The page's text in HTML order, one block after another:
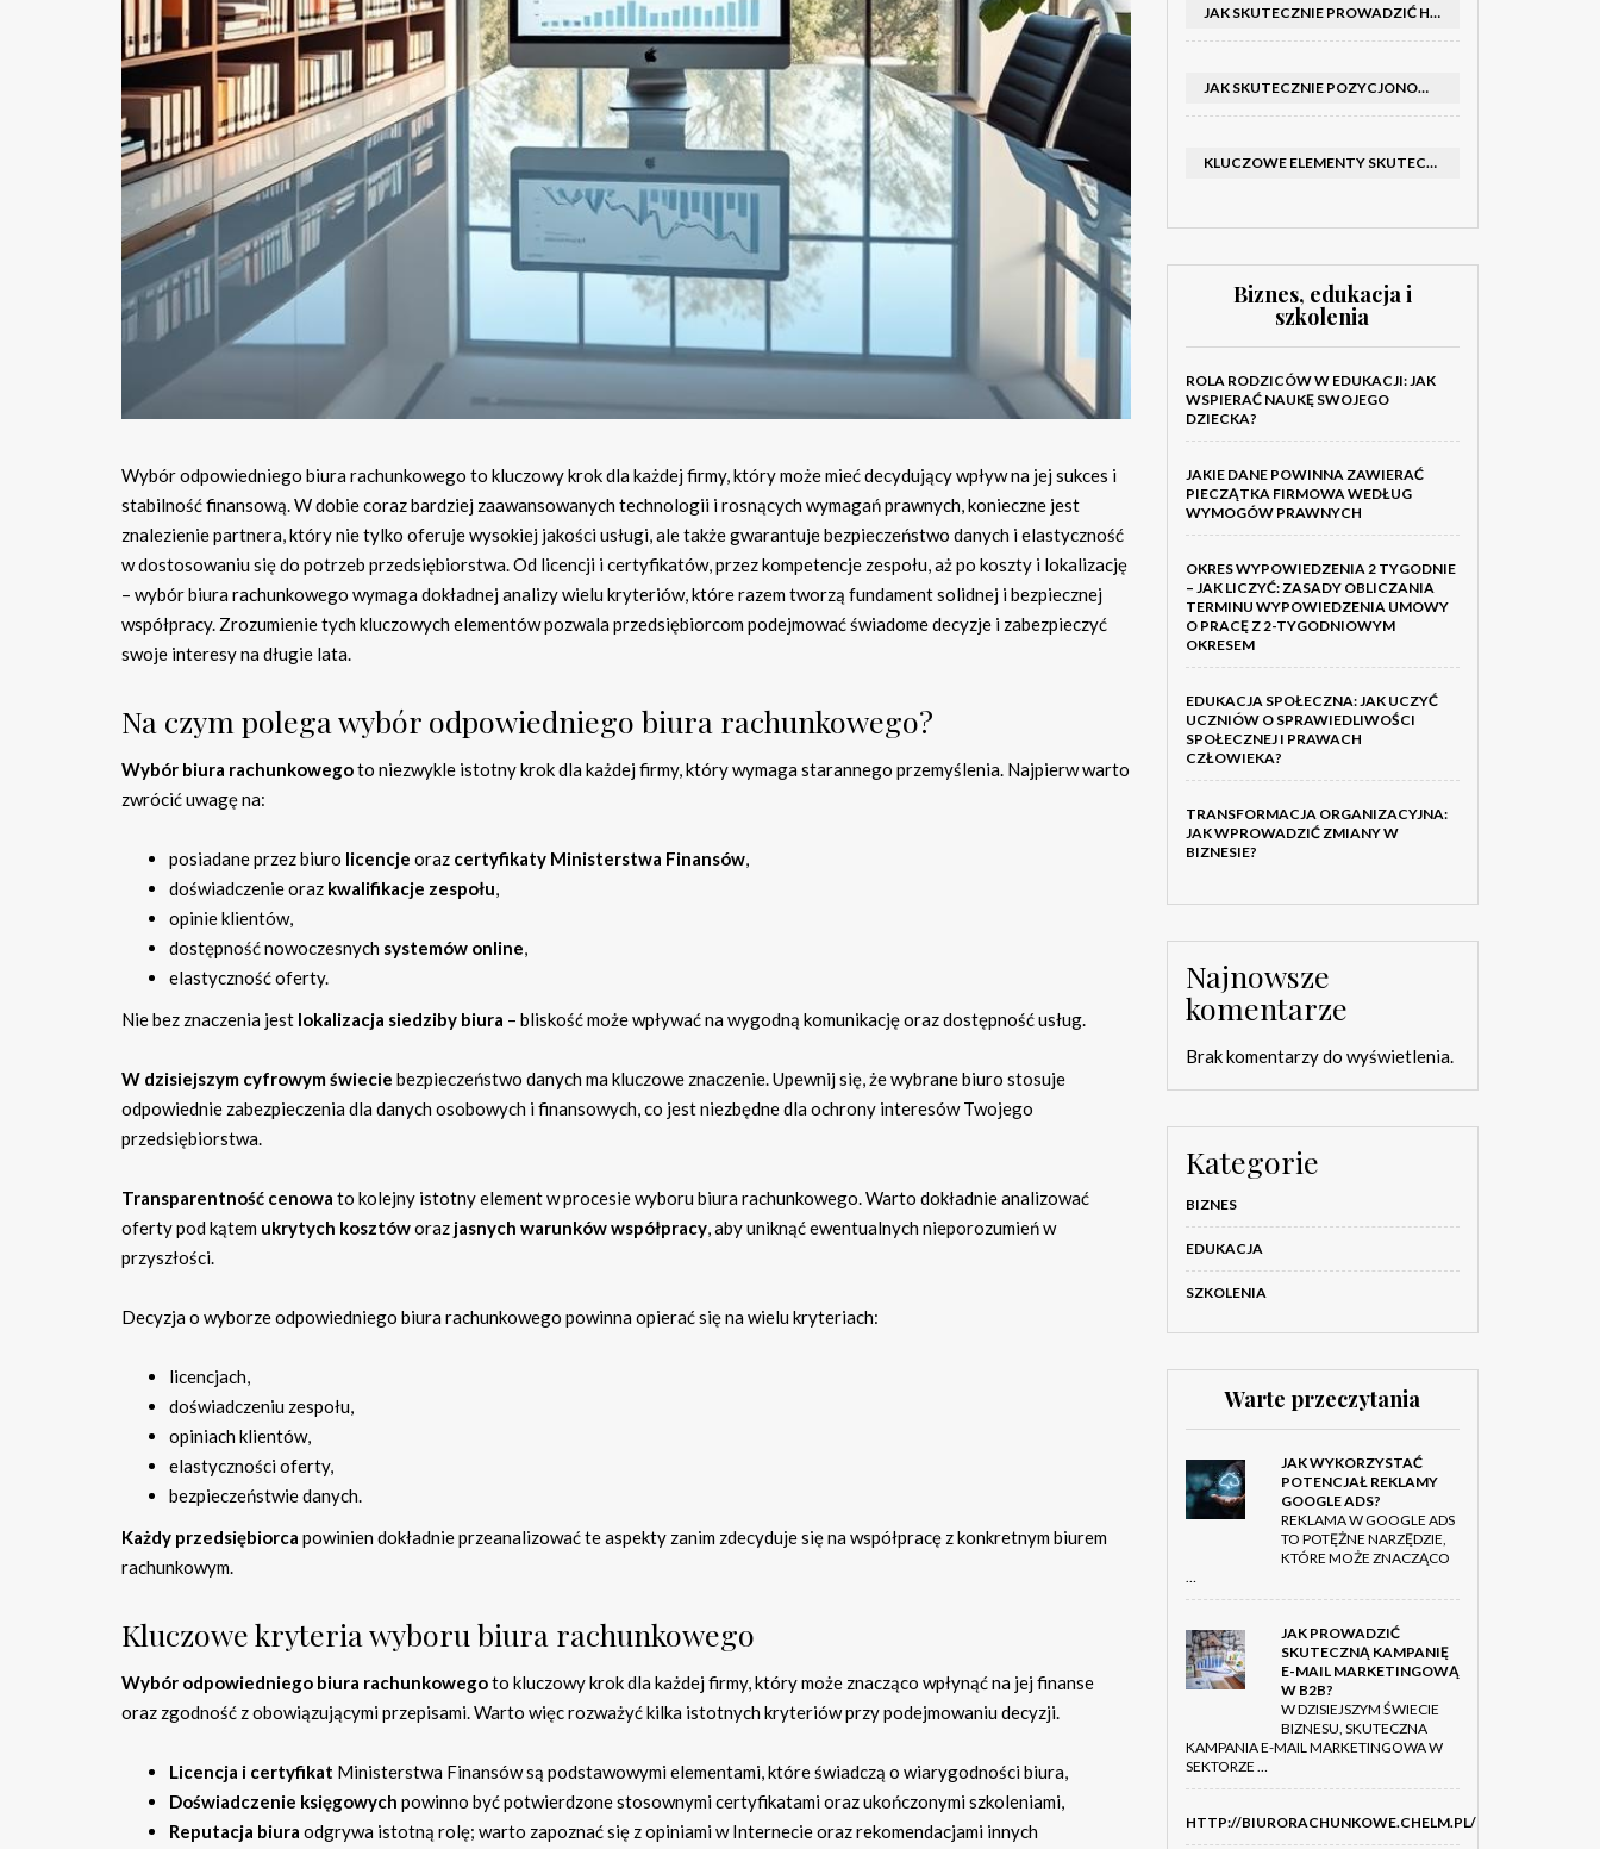
Wybór odpowiedniego biura rachunkowego to kluczowy krok dla każdej firmy, który może mieć decydujący wpływ na jej sukces i
stabilność finansową. W dobie coraz bardziej zaawansowanych technologii i rosnących wymagań prawnych, konieczne jest
znalezienie partnera, który nie tylko oferuje wysokiej jakości usługi, ale także gwarantuje bezpieczeństwo danych i elastyczność
w dostosowaniu się do potrzeb przedsiębiorstwa. Od licencji i certyfikatów, przez kompetencje zespołu, aż po koszty i lokalizację
– wybór biura rachunkowego wymaga dokładnej analizy wielu kryteriów, które razem tworzą fundament solidnej i bezpiecznej
współpracy. Zrozumienie tych kluczowych elementów pozwala przedsiębiorcom podejmować świadome decyzje i zabezpieczyć
swoje interesy na długie lata.
Na czym polega wybór odpowiedniego biura rachunkowego?
Wybór biura rachunkowegoto niezwykle istotny krok dla każdej firmy, który wymaga starannego przemyślenia. Najpierw warto
zwrócić uwagę na:
posiadane przez biuro licencje oraz certyfikaty Ministerstwa Finansów,
doświadczenie oraz kwalifikacje zespołu,
opinie klientów,
dostępność nowoczesnych systemów online,
elastyczność oferty.
Nie bez znaczenia jest lokalizacja siedziby biura – bliskość może wpływać na wygodną komunikację oraz dostępność usług.
W dzisiejszym cyfrowym świecie bezpieczeństwo danych ma kluczowe znaczenie. Upewnij się, że wybrane biuro stosuje
odpowiednie zabezpieczenia dla danych osobowych i finansowych, co jest niezbędne dla ochrony interesów Twojego
przedsiębiorstwa.
Transparentność cenowa to kolejny istotny element w procesie wyboru biura rachunkowego. Warto dokładnie analizować
oferty pod kątem ukrytych kosztóworaz jasnych warunków współpracy, aby uniknąć ewentualnych nieporozumień w
przyszłości.
Decyzja o wyborze odpowiedniego biura rachunkowego powinna opierać się na wielu kryteriach:
licencjach,
doświadczeniu zespołu,
opiniach klientów,
elastyczności oferty,
bezpieczeństwie danych.
Każdy przedsiębiorca powinien dokładnie przeanalizować te aspekty zanim zdecyduje się na współpracę z konkretnym biurem
rachunkowym.
Kluczowe kryteria wyboru biura rachunkowego
Wybór odpowiedniego biura rachunkowegoto kluczowy krok dla każdej firmy, który może znacząco wpłynąć na jej finanse
oraz zgodność z obowiązującymi przepisami. Warto więc rozważyć kilka istotnych kryteriów przy podejmowaniu decyzji.
Licencja i certyfikat Ministerstwa Finansów są podstawowymi elementami, które świadczą o wiarygodności biura,
Doświadczenie księgowych powinno być potwierdzone stosownymi certyfikatami oraz ukończonymi szkoleniami,
Reputacja biura odgrywa istotną rolę; warto zapoznać się z opiniami w Internecie oraz rekomendacjami innych
JAK SKUTECZNIE PROWADZIĆ HOSTESSY NA TARGACH: PORADNIK I SZKOLENIA
JAK SKUTECZNIE POZYCJONOWAĆ SKLEP SHOPER: KLUCZOWE KROKI I STRATEGIE
KLUCZOWE ELEMENTY SKUTECZNEGO KATALOGU FIRMOWEGO I BROSZURY
Biznes, edukacja i
szkolenia
ROLA RODZICÓW W EDUKACJI: JAK
WSPIERAĆ NAUKĘ SWOJEGO
DZIECKA?
JAKIE DANE POWINNA ZAWIERAĆ
PIECZĄTKA FIRMOWA WEDŁUG
WYMOGÓW PRAWNYCH
OKRES WYPOWIEDZENIA 2 TYGODNIE
– JAK LICZYĆ: ZASADY OBLICZANIA
TERMINU WYPOWIEDZENIA UMOWY
O PRACĘ Z 2-TYGODNIOWYM
OKRESEM
EDUKACJA SPOŁECZNA: JAK UCZYĆ
UCZNIÓW O SPRAWIEDLIWOŚCI
SPOŁECZNEJ I PRAWACH
CZŁOWIEKA?
TRANSFORMACJA ORGANIZACYJNA:
JAK WPROWADZIĆ ZMIANY W
BIZNESIE?
Najnowsze
komentarze
Brak komentarzy do wyświetlenia.
Kategorie
BIZNES
EDUKACJA
SZKOLENIA
Warte przeczytania
JAK WYKORZYSTAĆ
POTENCJAŁ REKLAMY
GOOGLE ADS?
REKLAMA W GOOGLE ADS
TO POTĘŻNE NARZĘDZIE,
KTÓRE MOŻE ZNACZĄCO
…
JAK PROWADZIĆ
SKUTECZNĄ KAMPANIĘ
E-MAIL MARKETINGOWĄ
W B2B?
W DZISIEJSZYM ŚWIECIE
BIZNESU, SKUTECZNA
KAMPANIA E-MAIL MARKETINGOWA W
SEKTORZE …
HTTP://BIURORACHUNKOWE.CHELM.PL/OFERTA.HTML